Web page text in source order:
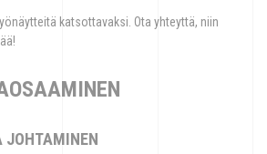
katsottavaksi. Ota yhteyttä, niin
JOHTAMINEN